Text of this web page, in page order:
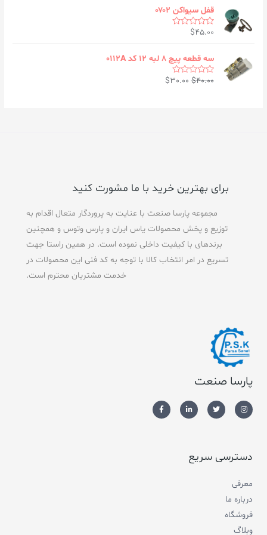
o
f
5
e
d
0
o
f
5
قفل سیواکن ۰۷۰۲
R
e
d
0
o
$45.00
سه قطعه پیچ ۸ لبه ۱۲ کد ۰۱۱۲A
R
$40.00
$30.00
برای بهترین خرید با ما مشورت کنید
مجموعه پارسا صنعت با عنایت به پروردگار متعال اقدام به
توزیع و پخش محصولات یاس ایران و پارس وتوس و همچنین
برندهای با کیفیت داخلی نموده است. در همین راستا جهت
تسریع در امر انتخاب کالا با توجه به کد فنی این محصولات در
خدمت مشتریان محترم است.
پارسا صنعت
دسترسی سریع
معرفی
درباره ما
فروشگاه
وبلاگ